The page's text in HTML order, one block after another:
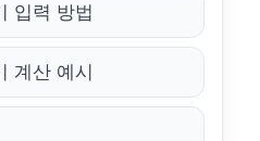
입력 방법
계산 예시